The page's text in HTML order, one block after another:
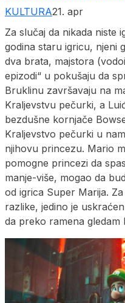
KULTURA21. apr
Za slučaj da nikada niste
godina staru igricu, njeni
dva brata, majstora
epizodi“ u pokušaju da
Bruklinu završavaju na
Kraljevstvu pečurki, a
bezdušne kornjače
Kraljevstvo pečurki u
njihovu princezu. Mario
pomogne princezi da
manje-više, mogao da
od igrica Super Marija.
razlike, jedino je
da preko ramena gledam